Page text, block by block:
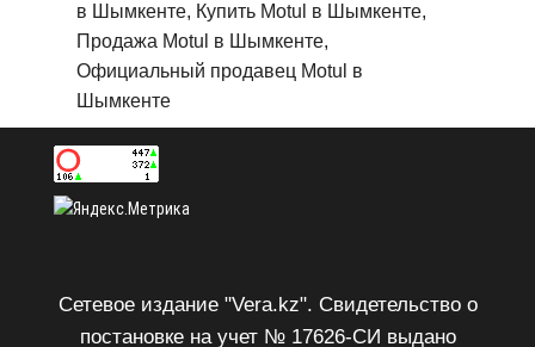
в Шымкенте, Купить Motul в Шымкенте,
Продажа Motul в Шымкенте,
Официальный продавец Motul в
Шымкенте
Сетевое издание "Vera.kz". Свидетельство о
постановке на учет № 17626-СИ выдано